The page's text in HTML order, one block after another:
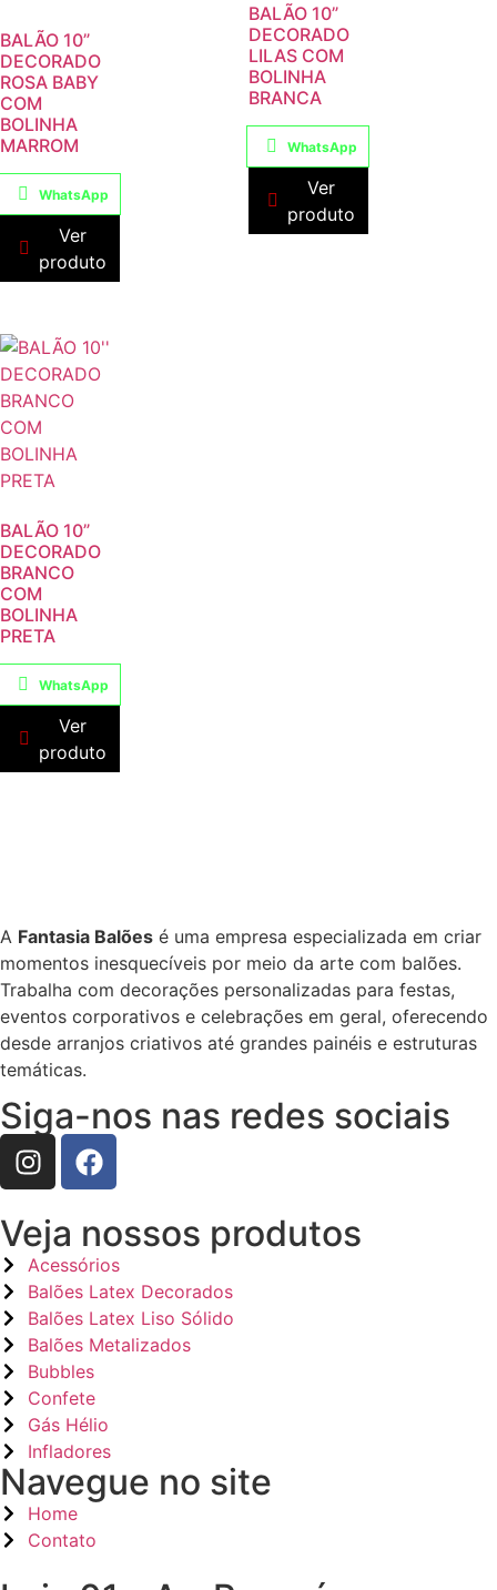
BALÃO 10”
DECORADO
ROSA BABY
COM
BOLINHA
MARROM
WhatsApp
Ver
produto
BALÃO 10”
DECORADO
LILAS COM
BOLINHA
BRANCA
WhatsApp
Ver
produto
BALÃO 10”
DECORADO
BRANCO
COM
BOLINHA
PRETA
WhatsApp
Ver
produto
A Fantasia Balões é uma empresa especializada em criar
momentos inesquecíveis por meio da arte com balões.
Trabalha com decorações personalizadas para festas,
eventos corporativos e celebrações em geral, oferecendo
desde arranjos criativos até grandes painéis e estruturas
temáticas.
Siga-nos nas redes sociais
Veja nossos produtos
Acessórios
Balões Latex Decorados
Balões Latex Liso Sólido
Balões Metalizados
Bubbles
Confete
Gás Hélio
Infladores
Navegue no site
Home
Contato